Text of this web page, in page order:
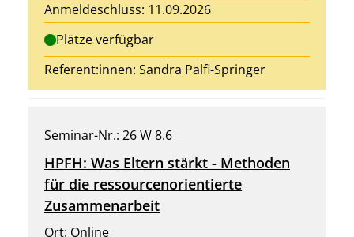
Anmeldeschluss: 11.09.2026
Plätze verfügbar
Referent:innen: Sandra Palfi-Springer
Seminar-Nr.: 26 W 8.6
HPFH: Was Eltern stärkt - Methoden
für die ressourcenorientierte
Zusammenarbeit
Ort: Online